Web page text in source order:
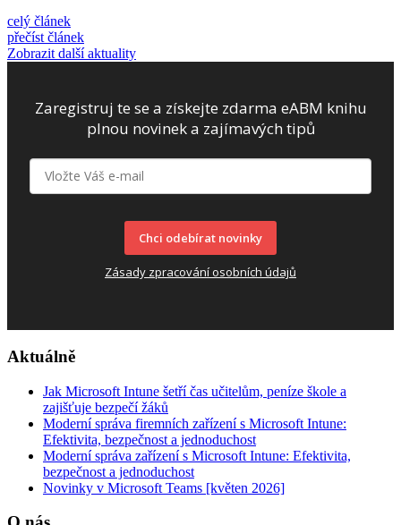
celý článek
přečíst článek
Zobrazit další aktuality
Zaregistruj te se a získejte zdarma eABM knihu
plnou novinek a zajímavých tipů
Chci odebírat novinky
Zásady zpracování osobních údajů
Aktuálně
Jak Microsoft Intune šetří čas učitelům, peníze škole a
zajišťuje bezpečí žáků
Moderní správa firemních zařízení s Microsoft Intune:
Efektivita, bezpečnost a jednoduchost
Moderní správa zařízení s Microsoft Intune: Efektivita,
bezpečnost a jednoduchost
Novinky v Microsoft Teams [květen 2026]